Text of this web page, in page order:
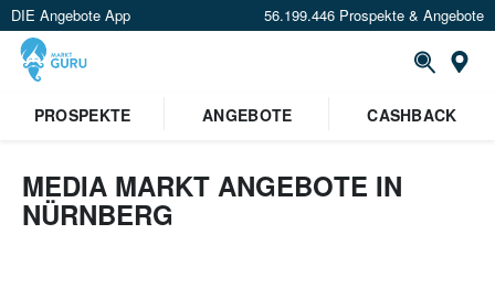
DIE Angebote App 56.199.446 Prospekte & Angebote
PROSPEKTE
ANGEBOTE CASHBACK
MEDIA MARKT ANGEBOTE IN
NÜRNBERG